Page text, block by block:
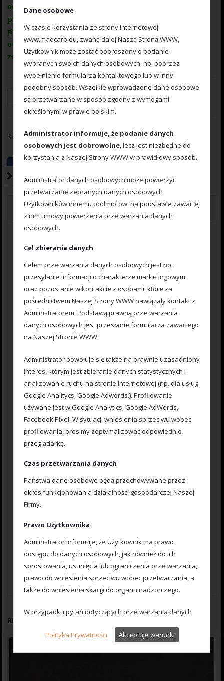
odporność na korozję. Zastosowano plecionkę
przyponową o wytrzymałości 45 lbs (20,41 kg),
przypon 30lbs ( 13,60 kg ). Całość zamocowana na
odpowiednim stelażu , uniemożliwiającym splątanie
zestawu.
Dodaj do koszyka
Kategoria:Method Classic
Opinie (0)
Opinie
Na razie nie ma opinii o produkcie.
Napisz pierwszą opinię o „Zestaw Method
Classic Duży 45 gr. na kulkę Proteinową №1.”
Your Review*
Nazwa*
Zapisz moje dane, adres e-mail i witrynę w przeglądarce aby
wypełnić dane podczas pisania kolejnych komentarzy.
RELATED PRODUCTS
Dane osobowe
W czasie korzystania ze strony internetowej
www.madcarp.eu, zwaną dalej Naszą Stroną WWW,
Użytkownik może zostać poproszony o podanie
wybranych swoich danych osobowych, np. poprzez
wypełnienie formularza kontaktowego lub w inny
podobny sposób. Wszelkie wprowadzone dane osobowe
są przetwarzane w sposób zgodny z wymogami
określonymi w prawie polskim.
Administrator informuje, że podanie danych
osobowych jest dobrowolne, lecz jest niezbędne do
korzystania z Naszej Strony WWW w prawidłowy sposób.
Administrator danych osobowych może powierzyć
przetwarzanie zebranych danych osobowych
Użytkowników innemu podmiotowi na podstawie zawartej
z nim umowy powierzenia przetwarzania danych
osobowych.
Cel zbierania danych
Celem przetwarzania danych osobowych jest np.
przesyłanie informacji o charakterze marketingowym
oraz pozostanie w kontakcie z osobami, które za
pośrednictwem Naszej Strony WWW nawiązały kontakt z
Administratorem. Podstawą prawną przetwarzania
danych osobowych jest przesłanie formularza zawartego
na Naszej Stronie WWW.
Administrator powołuje się także na prawnie uzasadniony
interes, którym jest zbieranie danych statystycznych i
analizowanie ruchu na stronie internetowej (np. dla usług
Google Analitycs, Google Adwords.). Profilowanie
używane jest w Google Analytics, Google AdWords,
Facebook Pixel. W sytuacji wniesienia sprzeciwu wobec
profilowania, prosimy zoptymalizować odpowiednio
przeglądarkę.
Czas przetwarzania danych
Państwa dane osobowe będą przechowywane przez
okres funkcjonowania działalności gospodarczej Naszej
Firmy.
Prawo Użytkownika
Administrator informuje, że Użytkownik ma prawo
dostępu do danych osobowych, jak również do ich
sprostowania, usunięcia lub ograniczenia przetwarzania,
prawo do wniesienia sprzeciwu wobec przetwarzania, a
także do wniesienia skargi do organu nadzorczego.
W przypadku pytań dotyczących przetwarzania danych
Danych pod wskazany adres e-mail: madcarp@wp.pl
Polityka Prywatności Akceptuje warunki